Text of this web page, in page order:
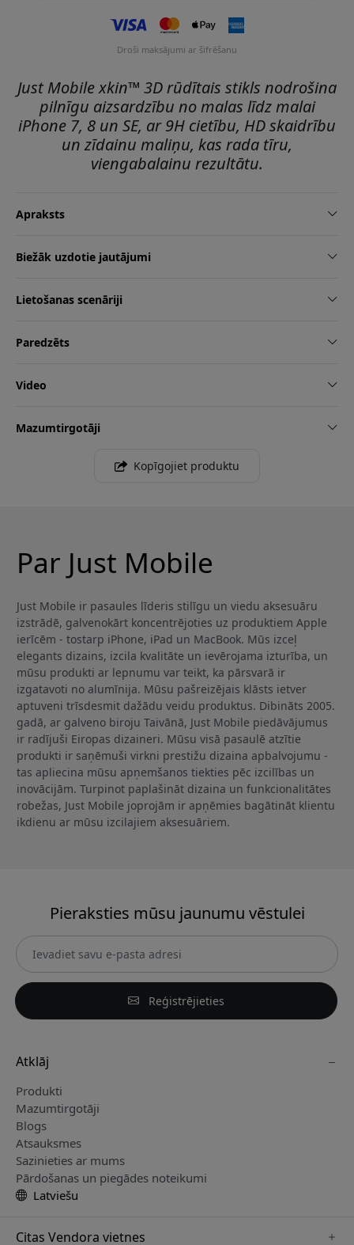
Droši maksājumi ar šifrēšanu
Just Mobile xkin™ 3D rūdītais stikls nodrošina
pilnīgu aizsardzību no malas līdz malai
iPhone 7, 8 un SE, ar 9H cietību, HD skaidrību
un zīdainu maliņu, kas rada tīru,
viengabalainu rezultātu.
Apraksts
Biežāk uzdotie jautājumi
Lietošanas scenāriji
Paredzēts
Video
Mazumtirgotāji
Kopīgojiet produktu
Par Just Mobile
Just Mobile ir pasaules līderis stilīgu un viedu aksesuāru
izstrādē, galvenokārt koncentrējoties uz produktiem Apple
ierīcēm - tostarp iPhone, iPad un MacBook. Mūs izceļ
elegants dizains, izcila kvalitāte un ievērojama izturība, un
mūsu produkti ar lepnumu var teikt, ka pārsvarā ir
izgatavoti no alumīnija. Mūsu pašreizējais klāsts ietver
aptuveni trīsdesmit dažādu veidu produktus. Dibināts 2005.
gadā, ar galveno biroju Taivānā, Just Mobile piedāvājumus
ir radījuši Eiropas dizaineri. Mūsu visā pasaulē atzītie
produkti ir saņēmuši virkni prestižu dizaina apbalvojumu -
tas apliecina mūsu apņemšanos tiekties pēc izcilības un
inovācijām. Turpinot paplašināt dizaina un funkcionalitātes
robežas, Just Mobile joprojām ir apņēmies bagātināt klientu
ikdienu ar mūsu izcilajiem aksesuāriem.
Pieraksties mūsu jaunumu vēstulei
Reģistrējieties
Atklāj
Produkti
Mazumtirgotāji
Blogs
Atsauksmes
Sazinieties ar mums
Pārdošanas un piegādes noteikumi
Latviešu
Citas Vendora vietnes